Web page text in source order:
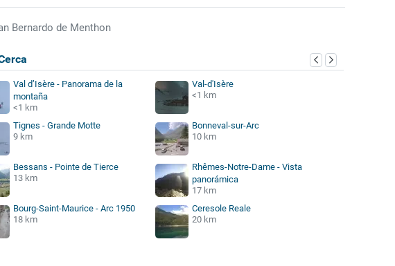
Bernardo de Menthon
Val d’Isère - Panorama de la
montaña
<1 km
Val-d'Isère
<1 km
Tignes - Grande Motte
9 km
Bonneval-sur-Arc
10 km
Bessans - Pointe de Tierce
13 km
Rhêmes-Notre-Dame - Vista
panorámica
17 km
Bourg-Saint-Maurice - Arc 1950
18 km
Ceresole Reale
20 km